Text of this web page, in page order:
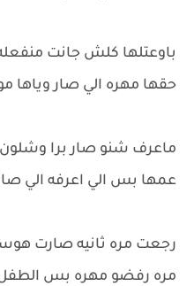
باوعتلها كلش جانت
حقها مهره الي صار وياها
ماعرف شنو صار برا وشلون
عمها بس الي اعرفه الي
رجعت مره ثانيه صارت
مره رفضو مهره بس الطفل